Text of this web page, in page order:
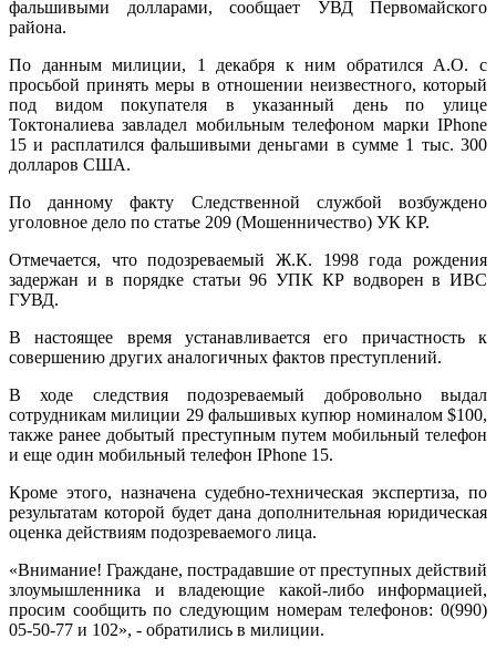
фальшивыми долларами, сообщает УВД Первомайского
района.
По данным милиции, 1 декабря к ним обратился А.О. с
просьбой принять меры в отношении неизвестного, который
под видом покупателя в указанный день по улице
Токтоналиева завладел мобильным телефоном марки IPhone
15 и расплатился фальшивыми деньгами в сумме 1 тыс. 300
долларов США.
По данному факту Следственной службой возбуждено
уголовное дело по статье 209 (Мошенничество) УК КР.
Отмечается, что подозреваемый Ж.К. 1998 года рождения
задержан и в порядке статьи 96 УПК КР водворен в ИВС
ГУВД.
В настоящее время устанавливается его причастность к
совершению других аналогичных фактов преступлений.
В ходе следствия подозреваемый добровольно выдал
сотрудникам милиции 29 фальшивых купюр номиналом $100,
также ранее добытый преступным путем мобильный телефон
и еще один мобильный телефон IPhone 15.
Кроме этого, назначена судебно-техническая экспертиза, по
результатам которой будет дана дополнительная юридическая
оценка действиям подозреваемого лица.
«Внимание! Граждане, пострадавшие от преступных действий
злоумышленника и владеющие какой-либо информацией,
просим сообщить по следующим номерам телефонов: 0(990)
05-50-77 и 102», - обратились в милиции.